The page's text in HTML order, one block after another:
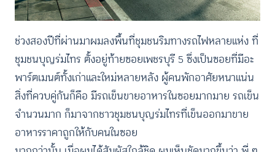
ช่วงสองปีที่ผ่านมาผมลงพื้นที่ชุมชนริมทางรถไฟหลายแห่ง ที่
ชุมชนบุญร่มไทร ตั้งอยู่ท้ายซอยเพชรบุรี 5 ซึ่งเป็นซอยที่มีอะ
พาร์ตเมนต์ทั้งเก่าและใหม่หลายหลัง ผู้คนพักอาศัยหนาแน่น
สิ่งที่ควบคู่กันก็คือ มีรถเข็นขายอาหารในซอยมากมาย รถเข็น
จำนวนมาก ก็มาจากชาวชุมชนบุญร่มไทรที่เข็นออกมาขาย
อาหารราคาถูกให้กับคนในซอย